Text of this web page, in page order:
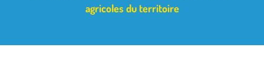
agricoles du territoire